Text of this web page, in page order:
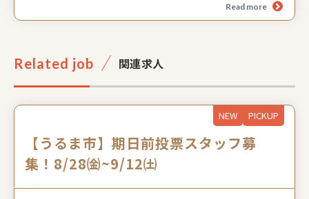
Read more
Related job 関連求⼈
NEW PICKUP
【うるま市】期日前投票スタッフ募
集！8/28㈮~9/12㈯